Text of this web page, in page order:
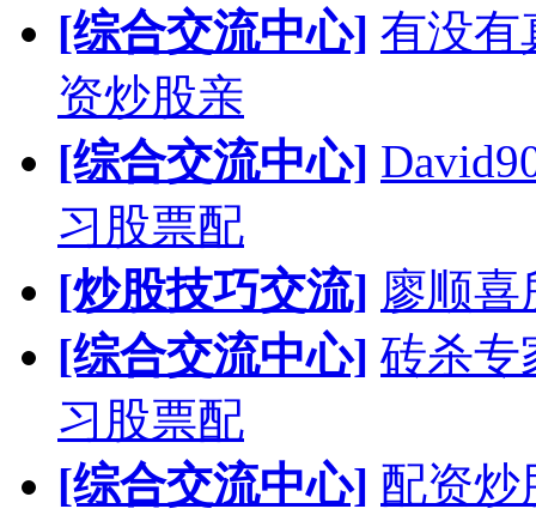
[综合交流中心] 有没有
资炒股亲
[综合交流中心]
习股票配
[炒股技巧交流] 廖顺
[综合交流中心] 砖杀专
习股票配
[综合交流中心] 配资炒